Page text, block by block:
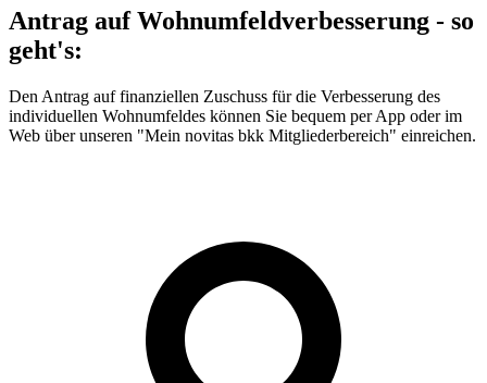
Antrag auf Wohnumfeldverbesserung - so
geht's:
Den Antrag auf finanziellen Zuschuss für die Verbesserung des
individuellen Wohnumfeldes können Sie bequem per App oder im
Web über unseren "Mein novitas bkk Mitgliederbereich" einreichen.